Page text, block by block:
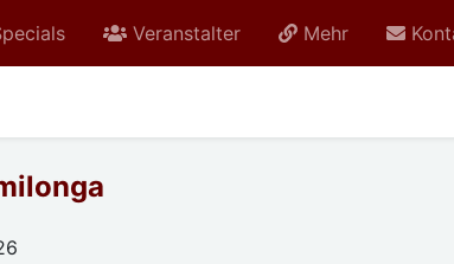
Veranstalter Mehr